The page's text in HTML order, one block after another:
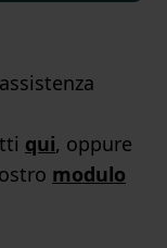
qui, oppure
modulo